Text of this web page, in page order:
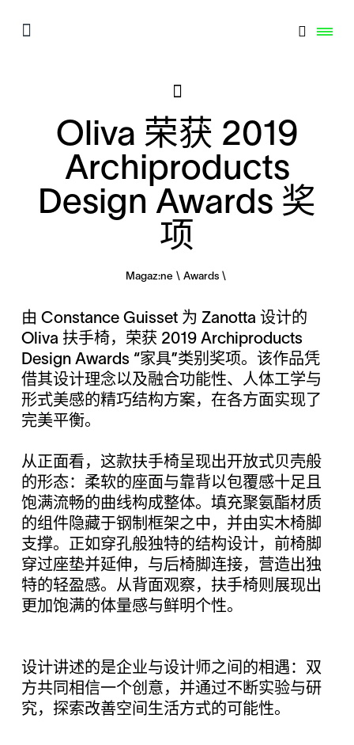
Oliva 荣获 2019
Archiproducts
Design Awards 奖
项
Magaz:ne Awards
由 Constance Guisset 为 Zanotta 设计的
Oliva 扶手椅，荣获 2019 Archiproducts
Design Awards “家具”类别奖项。该作品凭
借其设计理念以及融合功能性、人体工学与
形式美感的精巧结构方案，在各方面实现了
完美平衡。
从正面看，这款扶手椅呈现出开放式贝壳般
的形态：柔软的座面与靠背以包覆感十足且
饱满流畅的曲线构成整体。填充聚氨酯材质
的组件隐藏于钢制框架之中，并由实木椅脚
支撑。正如穿孔般独特的结构设计，前椅脚
穿过座垫并延伸，与后椅脚连接，营造出独
特的轻盈感。从背面观察，扶手椅则展现出
更加饱满的体量感与鲜明个性。
设计讲述的是企业与设计师之间的相遇：双
方共同相信一个创意，并通过不断实验与研
究，探索改善空间生活方式的可能性。